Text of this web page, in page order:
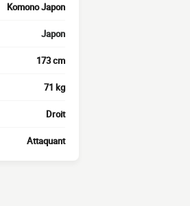
Komono Japon
Japon
173 cm
71 kg
Droit
Attaquant